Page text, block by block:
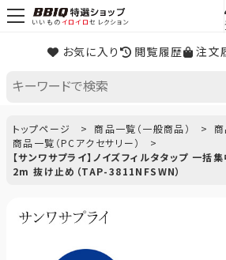
いいものイロイロセレクション
お気に入り 閲覧履歴 注文
トップページ 商品一覧（一般商品）
商
商品一覧（PCアクセサリー）
【サンワサプライ】ノイズフィルタタップ 一括
2m 抜け止め（TAP-3811NFSWN）